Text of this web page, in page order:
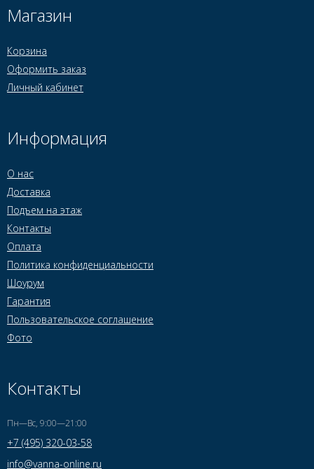
Магазин
Корзина
Оформить заказ
Личный кабинет
Информация
О нас
Доставка
Подъем на этаж
Контакты
Оплата
Политика конфиденциальности
Шоурум
Гарантия
Пользовательское соглашение
Фото
Контакты
Пн—Вс, 9:00—21:00
+7 (495) 320-03-58
info@vanna-online.ru